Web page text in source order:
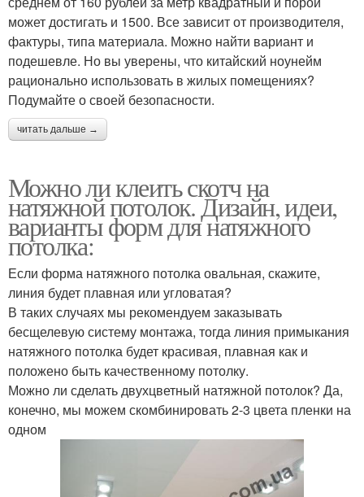
может достигать и 1500. Все зависит от производителя,
фактуры, типа материала. Можно найти вариант и
подешевле. Но вы уверены, что китайский ноунейм
рационально использовать в жилых помещениях?
Подумайте о своей безопасности.
читать дальше →
Можно ли клеить скотч на
натяжной потолок. Дизайн, идеи,
варианты форм для натяжного
потолка:
Если форма натяжного потолка овальная, скажите,
линия будет плавная или угловатая?
В таких случаях мы рекомендуем заказывать
бесщелевую систему монтажа, тогда линия примыкания
натяжного потолка будет красивая, плавная как и
положено быть качественному потолку.
Можно ли сделать двухцветный натяжной потолок? Да,
конечно, мы можем скомбинировать 2-3 цвета пленки на
одном